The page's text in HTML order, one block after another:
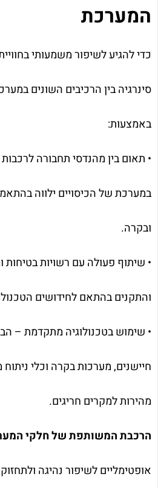
המערכת
כדי להגיע לשיפור משמעותי
סינרגיה בין הרכיבים השונים
באמצעות:
• תאום בין מהנדסי תחבורה
במערכת של הכיסויים ילווה
ובקרה.
• שיתוף פעולה עם רשויות בטיחות
והתקנים בהתאם לחידושים
• שימוש בטכנולוגיה מתקדמת –
חיישנים, מערכות בקרה וכלי
מהירות למקרים חריגים.
הרכבת המשותפת של חלקי
אופטימליים לשיפור נהיגה